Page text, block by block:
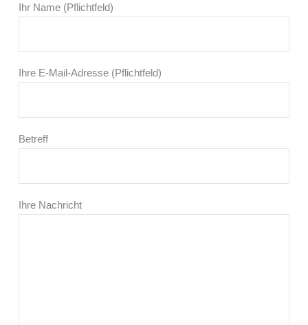
Ihr Name (Pflichtfeld)
Ihre E-Mail-Adresse (Pflichtfeld)
Betreff
Ihre Nachricht